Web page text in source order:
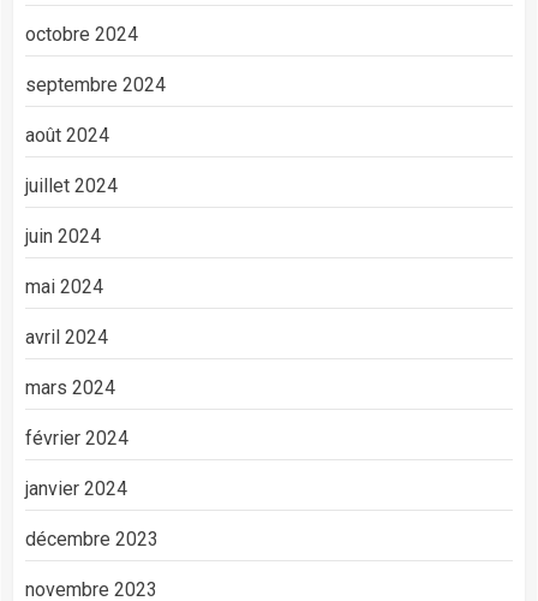
octobre 2024
septembre 2024
août 2024
juillet 2024
juin 2024
mai 2024
avril 2024
mars 2024
février 2024
janvier 2024
décembre 2023
novembre 2023